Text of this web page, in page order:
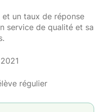
un taux de réponse
service de qualité et sa
régulier